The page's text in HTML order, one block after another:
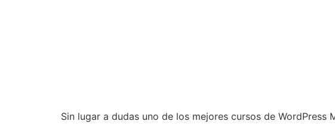
Sin lugar a dudas uno de los mejores cursos de